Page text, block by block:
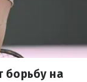
борьбу на